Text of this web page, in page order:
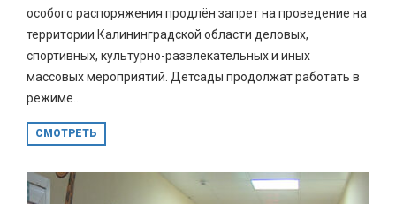
особого распоряжения продлён запрет на проведение на
территории Калининградской области деловых,
спортивных, культурно-развлекательных и иных
массовых мероприятий. Детсады продолжат работать в
режиме...
СМОТРЕТЬ